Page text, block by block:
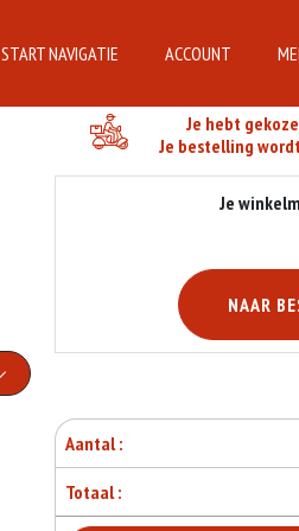
START NAVIGATIE ACCOUNT
Je hebt
Je bestelling
Je
NAAR
Aantal :
Totaal :
Je